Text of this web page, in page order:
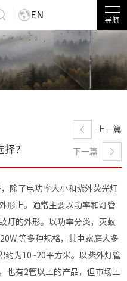
EN
导航
择?
上一篇
下一篇
除了电功率大小和紫外荧光灯
形上。通常主要以功率和灯管
灯的外形。以功率分类，灭蚊
等多种规格，其中家庭大多
约为10~20平方米。以紫外灯管
也有2管以上的产品，但市场上